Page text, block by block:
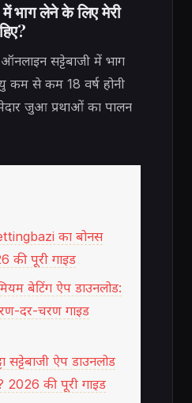
भाग लेने के लिए मेरी
सट्टेबाजी में भाग
से कम 18 वर्ष होनी
जुआ प्रथाओं का पालन
का बोनस
की पूरी गाइड
बेटिंग ऐप डाउनलोड:
दर-चरण गाइड
सट्टेबाजी ऐप डाउनलोड
2026 की पूरी गाइड